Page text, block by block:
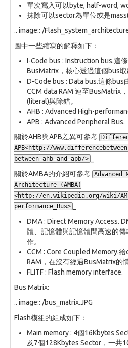
單次寫入可以byte, half-word,
抹除可以sector為單位或是
.. image:: /
圖中一些縮寫的解釋如下：
I-Code bus : Instruction bus.這
BusMatrix，核心透過這個bus取
D-Code bus : Data bus.這條bus
CCM data RAM 連至BusMatrix
(literal)與除錯。
AHB : Advanced High-
APB : Advanced Peripheral Bus.
關於AHB與APB差異可參考
APB<http://
between-ahb-and-apb/>
關於AMBA的介紹可參考
Architecture (AMBA)
<http://en.wikipedia.org/wiki/
performance_Bus>
DMA : Direct Memory Access.
體、記憶體與記憶體間高速的傳
作。
CCM : Core Coupled Memory.
RAM，在沒有經過BusMatrix的
FLITF : Flash memory interface.
Bus Matrix:
.. image:: /bus_matrix.JPG
Flash模組的組成如下：
Main memory : 4個16Kbytes
及7個128Kbytes Sector，一共